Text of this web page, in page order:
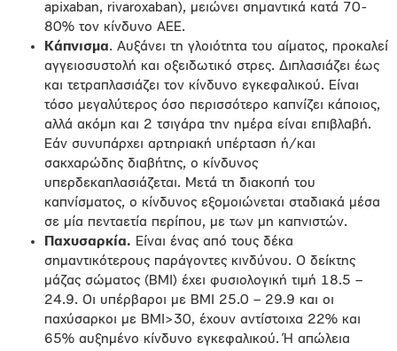
apixaban, rivaroxaban), μειώνει σημαντικά κατά 70-
80% τον κίνδυνο ΑΕΕ.
Κάπνισμα. Αυξάνει τη γλοιότητα του αίματος, προκαλεί
αγγειοσυστολή και οξειδωτικό στρες. Διπλασιάζει έως
και τετραπλασιάζει τον κίνδυνο εγκεφαλικού. Είναι
τόσο μεγαλύτερος όσο περισσότερο καπνίζει κάποιος,
αλλά ακόμη και 2 τσιγάρα την ημέρα είναι επιβλαβή.
Εάν συνυπάρχει αρτηριακή υπέρταση ή/και
σακχαρώδης διαβήτης, ο κίνδυνος
υπερδεκαπλασιάζεται. Μετά τη διακοπή του
καπνίσματος, ο κίνδυνος εξομοιώνεται σταδιακά μέσα
σε μία πενταετία περίπου, με των μη καπνιστών.
Παχυσαρκία. Είναι ένας από τους δέκα
σημαντικότερους παράγοντες κινδύνου. O δείκτης
μάζας σώματος (BMI) έχει φυσιολογική τιμή 18.5 –
24.9. Οι υπέρβαροι με ΒΜΙ 25.0 – 29.9 και οι
παχύσαρκοι με ΒΜΙ>30, έχουν αντίστοιχα 22% και
65% αυξημένο κίνδυνο εγκεφαλικού. Ή απώλεια